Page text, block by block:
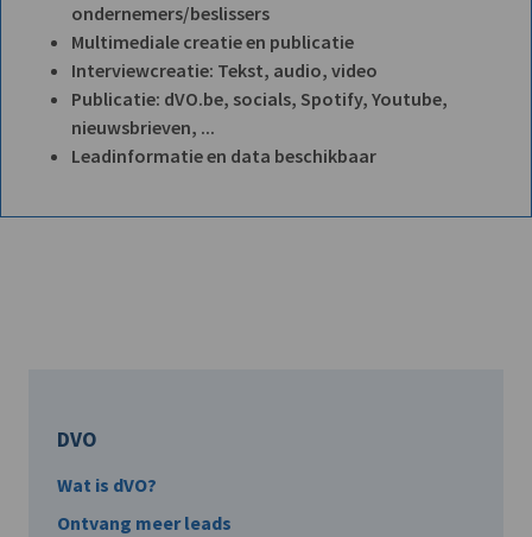
ondernemers/beslissers
Multimediale creatie en publicatie
Interviewcreatie: Tekst, audio, video
Publicatie: dVO.be, socials, Spotify, Youtube,
nieuwsbrieven, ...
Leadinformatie en data beschikbaar
DVO
Wat is dVO?
Ontvang meer leads